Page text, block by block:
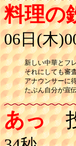
料理の
06日(木
新しい中華とフ
それにしても審
アナウンサーに
たぶん自分が宣
あっ投